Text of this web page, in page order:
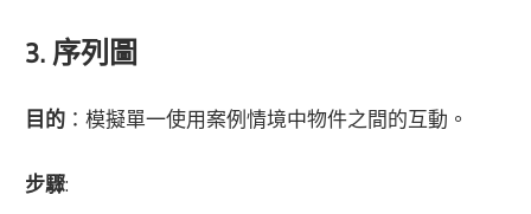
3. 序列圖
目的 ：模擬單一使用案例情境中物件之間的互動。
步驟: